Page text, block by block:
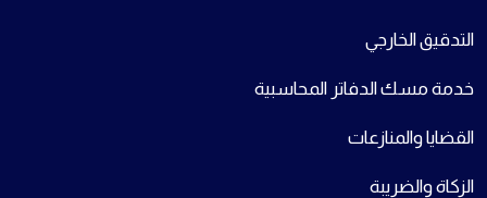
التدقيق الخارجي
خدمة مسك الدفاتر المحاسبية
القضايا والمنازعات
الزكاة والضريبة